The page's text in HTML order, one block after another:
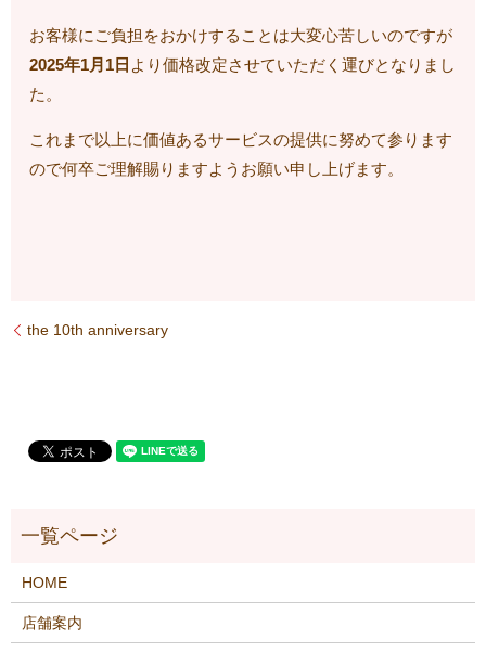
お客様にご負担をおかけすることは大変心苦しいのですが
2025年1月1日 より価格改定させていただく運びとなりまし
た。
これまで以上に価値あるサービスの提供に努めて参ります
ので何卒ご理解賜りますようお願い申し上げます。
the 10th anniversary
HOME
店舗案内